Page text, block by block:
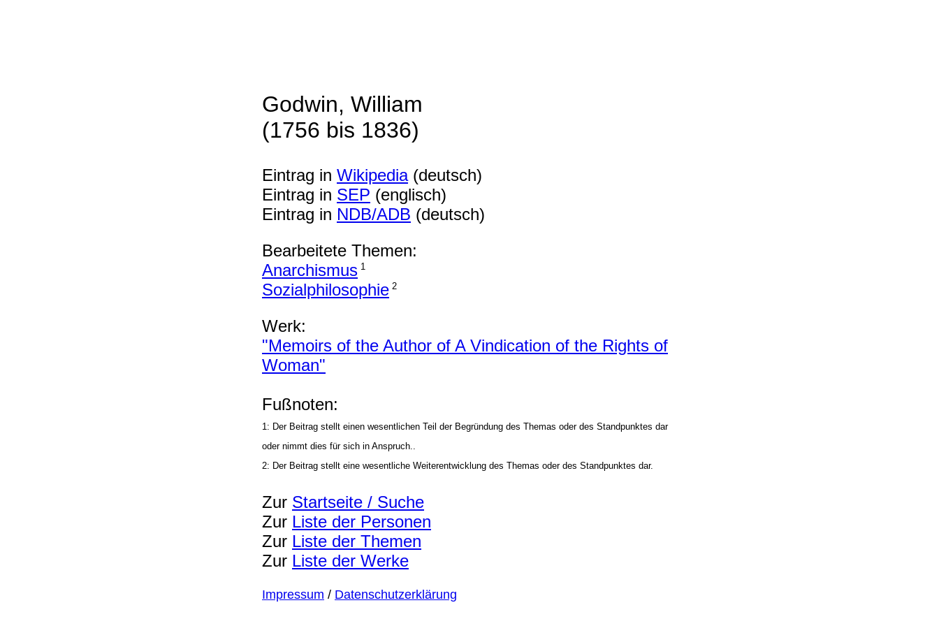
Godwin, William
(1756 bis 1836)
Eintrag in Wikipedia(deutsch)
Eintrag in SEP (englisch)
Eintrag in NDB/ADB (deutsch)
Bearbeitete Themen:
Anarchismus 1
Sozialphilosophie 2
Werk:
"Memoirs of the Author of A Vindication of the Rights of
Woman"
Fußnoten:
1: Der Beitrag stellt einen wesentlichen Teil der Begründung des Themas oder des Standpunktes dar
oder nimmt dies für sich in Anspruch..
2: Der Beitrag stellt eine wesentliche Weiterentwicklung des Themas oder des Standpunktes dar.
Zur Startseite / Suche
Zur Liste der Personen
Zur Liste der Themen
Zur Liste der Werke
Impressum / Datenschutzerklärung